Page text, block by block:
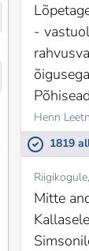
-
Henn
1819
Riigikogule
Mitte